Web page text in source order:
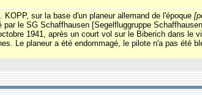
sur la base d'un planeur allemand de l'époque
le SG Schaffhausen [Segelfluggruppe
1941, après un court vol sur le Biberich dans le
Le planeur a été endommagé, le pilote n'a pas été